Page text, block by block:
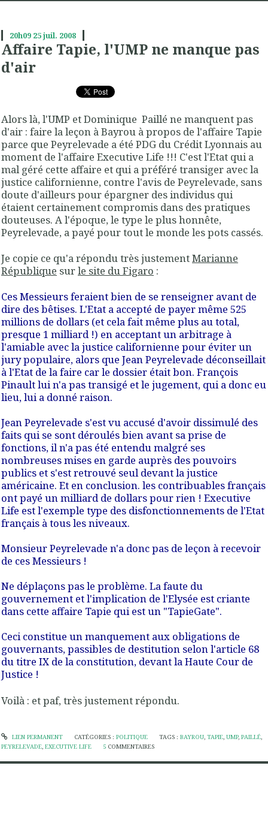
20h09 25juil. 2008
Affaire Tapie, l'UMP ne manque pas
d'air
Alors là, l'UMP et Dominique Paillé ne manquent pas
d'air : faire la leçon à Bayrou à propos de l'affaire Tapie
parce que Peyrelevade a été PDG du Crédit Lyonnais au
moment de l'affaire Executive Life !!! C'est l'Etat qui a
mal géré cette affaire et qui a préféré transiger avec la
justice californienne, contre l'avis de Peyrelevade, sans
doute d'ailleurs pour épargner des individus qui
étaient certainement compromis dans des pratiques
douteuses. A l'époque, le type le plus honnête,
Peyrelevade, a payé pour tout le monde les pots cassés.
Je copie ce qu'a répondu très justementMarianne
République surle site du Figaro :
Ces Messieurs feraient bien de se renseigner avant de
dire des bêtises. L'Etat a accepté de payer même 525
millions de dollars (et cela fait même plus au total,
presque 1 milliard !) en acceptant un arbitrage à
l'amiable avec la justice californienne pour éviter un
jury populaire, alors que Jean Peyrelevade déconseillait
à l'Etat de la faire car le dossier était bon. François
Pinault lui n'a pas transigé et le jugement, qui a donc eu
lieu, lui a donné raison.
Jean Peyrelevade s'est vu accusé d'avoir dissimulé des
faits qui se sont déroulés bien avant sa prise de
fonctions, il n'a pas été entendu malgré ses
nombreuses mises en garde auprès des pouvoirs
publics et s'est retrouvé seul devant la justice
américaine. Et en conclusion. les contribuables français
ont payé un milliard de dollars pour rien ! Executive
Life est l'exemple type des disfonctionnements de l'Etat
français à tous les niveaux.
Monsieur Peyrelevade n'a donc pas de leçon à recevoir
de ces Messieurs !
Ne déplaçons pas le problème. La faute du
gouvernement et l'implication de l'Elysée est criante
dans cette affaire Tapie qui est un "TapieGate".
Ceci constitue un manquement aux obligations de
gouvernants, passibles de destitution selon l'article 68
du titre IX de la constitution, devant la Haute Cour de
Justice !
Voilà : et paf, très justement répondu.
LIEN PERMANENT CATÉGORIES : POLITIQUE TAGS :BAYROU,TAPIE,UMP,PAILLÉ,
PEYRELEVADE, EXECUTIVE LIFE 5 COMMENTAIRES